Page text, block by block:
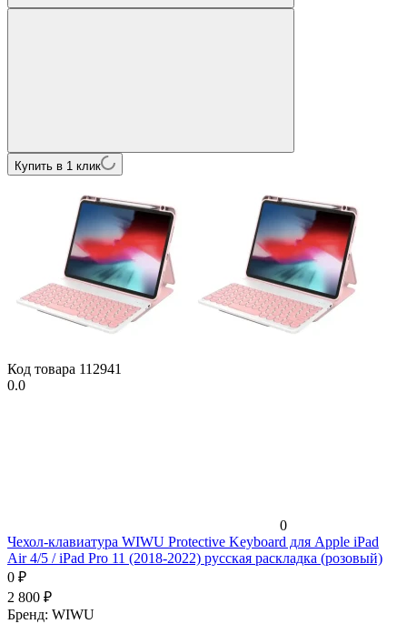
Купить в 1 клик
Код товара 112941
0.0
0
Чехол-клавиатура WIWU Protective Keyboard для Apple iPad
Air 4/5 / iPad Pro 11 (2018-2022) русская раскладка (розовый)
0 ₽
2 800 ₽
Бренд: WIWU